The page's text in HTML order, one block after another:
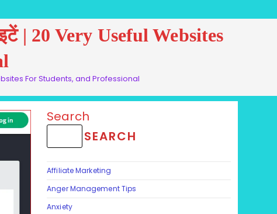
| 20 Very Useful Websites
For Students, and Professional
Search
SEARCH
Affiliate Marketing
Anger Management Tips
Anxiety